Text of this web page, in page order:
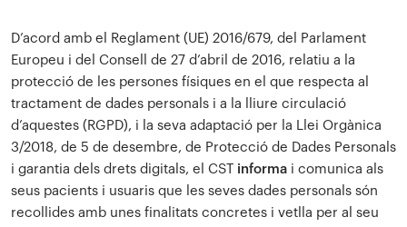
D’acord amb el Reglament (UE) 2016/679, del Parlament
Europeu i del Consell de 27 d’abril de 2016, relatiu a la
protecció de les persones físiques en el que respecta al
tractament de dades personals i a la lliure circulació
d’aquestes (RGPD), i la seva adaptació per la Llei Orgànica
3/2018, de 5 de desembre, de Protecció de Dades Personals
i garantia dels drets digitals, el CST informa i comunica als
seus pacients i usuaris que les seves dades personals són
recollides amb unes finalitats concretes i vetlla per al seu